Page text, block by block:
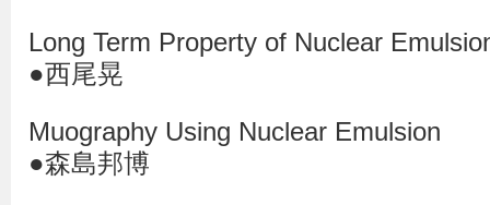
Long Term Property of Nuclear
●西尾晃
Muography Using Nuclear Emulsion
●森島邦博